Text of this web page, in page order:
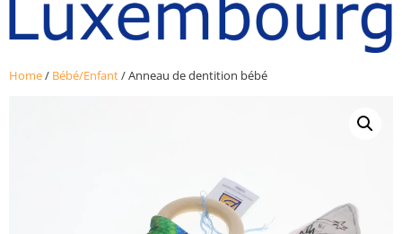
Home/ Bébé/Enfant/ Anneau de dentition bébé